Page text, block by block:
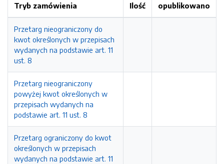
Tryb zamówienia Ilość
opublikowano
Przetarg nieograniczony do
kwot określonych w przepisach
wydanych na podstawie art. 11
ust. 8
Przetarg nieograniczony
powyżej kwot określonych w
przepisach wydanych na
podstawie art. 11 ust. 8
Przetarg ograniczony do kwot
określonych w przepisach
wydanych na podstawie art. 11